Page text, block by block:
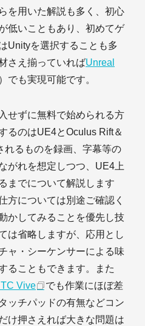
を用いた解説も多く、初心
低いこともあり、初めてゲ
Unityを選択することも多
さえ揃っていればUnreal
でも実現可能です。
せずに無料で始められる方
るのはUE4とOculus Rift＆
れるものを録画、字幕等の
がれを想定しつつ、UE4上
までについて解説します
方については別途ご確認く
かしてみることを優先し技
は省略しますが、応用とし
ャ・シーケンサーによる味
ることもできます。また
Vive
でも作業にほぼ差
ッチパッドの有無などコン
け押さえれば大きな問題は